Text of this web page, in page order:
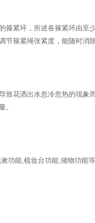
箍紧环，所述各箍紧环由至
节箍紧绳张紧度，能随时消
致花洒出水忽冷忽热的现象
。
功能,梳妆台功能,储物功能